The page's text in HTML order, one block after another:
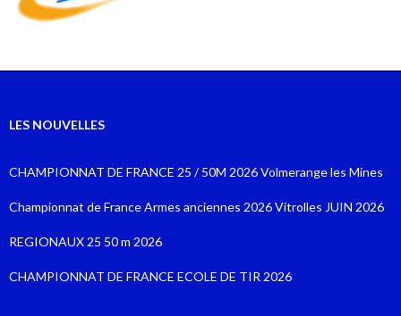
LES NOUVELLES
CHAMPIONNAT DE FRANCE 25 / 50M 2026 Volmerange les Mines
Championnat de France Armes anciennes 2026 Vitrolles JUIN 2026
REGIONAUX 25 50 m 2026
CHAMPIONNAT DE FRANCE ECOLE DE TIR 2026